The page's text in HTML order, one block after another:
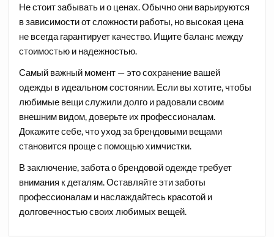
Не стоит забывать и о ценах. Обычно они варьируются
в зависимости от сложности работы, но высокая цена
не всегда гарантирует качество. Ищите баланс между
стоимостью и надежностью.
Самый важный момент — это сохранение вашей
одежды в идеальном состоянии. Если вы хотите, чтобы
любимые вещи служили долго и радовали своим
внешним видом, доверьте их профессионалам.
Докажите себе, что уход за брендовыми вещами
становится проще с помощью химчистки.
В заключение, забота о брендовой одежде требует
внимания к деталям. Оставляйте эти заботы
профессионалам и наслаждайтесь красотой и
долговечностью своих любимых вещей.